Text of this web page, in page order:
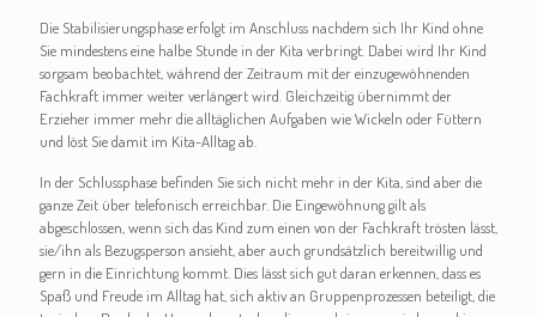
Die Stabilisierungsphase erfolgt im Anschluss nachdem sich Ihr Kind ohne
Sie mindestens eine halbe Stunde in der Kita verbringt. Dabei wird Ihr Kind
sorgsam beobachtet, während der Zeitraum mit der einzugewöhnenden
Fachkraft immer weiter verlängert wird. Gleichzeitig übernimmt der
Erzieher immer mehr die alltäglichen Aufgaben wie Wickeln oder Füttern
und löst Sie damit im Kita-Alltag ab.
In der Schlussphase befinden Sie sich nicht mehr in der Kita, sind aber die
ganze Zeit über telefonisch erreichbar. Die Eingewöhnung gilt als
abgeschlossen, wenn sich das Kind zum einen von der Fachkraft trösten lässt,
sie/ihn als Bezugsperson ansieht, aber auch grundsätzlich bereitwillig und
gern in die Einrichtung kommt. Dies lässt sich gut daran erkennen, dass es
Spaß und Freude im Alltag hat, sich aktiv an Gruppenprozessen beteiligt, die